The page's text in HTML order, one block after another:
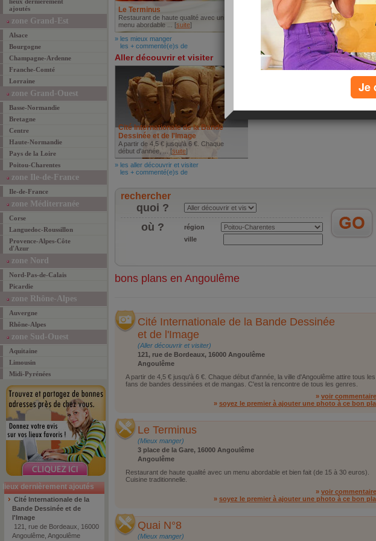
ajoutés
zone Grand-Est
Alsace
Bourgogne
Champagne-Ardenne
Franche-Comté
Lorraine
zone Grand-Ouest
Basse-Normandie
Bretagne
Centre
Haute-Normandie
Pays de la Loire
Poitou-Charentes
zone Ile-de-France
Ile-de-France
zone Méditerranée
Corse
Languedoc-Roussillon
Provence-Alpes-Côte
d'Azur
zone Nord
Nord-Pas-de-Calais
Picardie
zone Rhône-Alpes
Auvergne
Rhône-Alpes
zone Sud-Ouest
Aquitaine
Limousin
Midi-Pyrénées
lieux dernièrement ajoutés
Cité Internationale de la
Bande Dessinée et de
l'Image
121, rue de Bordeaux, 16000
Angoulême, Angoulême
Le Terminus
Restaurant de haute qualité avec un
menu abordable ... [suite]
» les mieux manger
les + commenté(e)s de
Gite Le Clos Caillet
Charmant gîte à partir 290€ par semaine.
Cadre reposant ... [suite]
» les se loger en vacances
les + commenté(e)s de
Aller découvrir et visiter
Cité Internationale de la Bande
Dessinée et de l'Image
A partir de 4,5 € jusqu'à 6 €. Chaque
début d'année, ... [suite]
» les aller découvrir et visiter
les + commenté(e)s de
rechercher
quoi ?
où ?
région
ville
bons plans en Angoulême
Cité Internationale de la Bande Dessinée
et de l'Image
(Aller découvrir et visiter)
121, rue de Bordeaux, 16000 Angoulême
Angoulême
A partir de 4,5 € jusqu'à 6 €. Chaque début d'année, la ville d'Angoulême attire tous les
fans de bandes dessinées et de mangas. C'est la rencontre de tous les genres.
» voir
» soyez le premier à ajouter une photo à ce bon
Le Terminus
(Mieux manger)
3 place de la Gare, 16000 Angoulême
Angoulême
Restaurant de haute qualité avec un menu abordable et bien fait (de 15 à 30 euros).
Cuisine traditionnelle.
» voir
» soyez le premier à ajouter une photo à ce bon
Quai N°8
(Mieux manger)
Je